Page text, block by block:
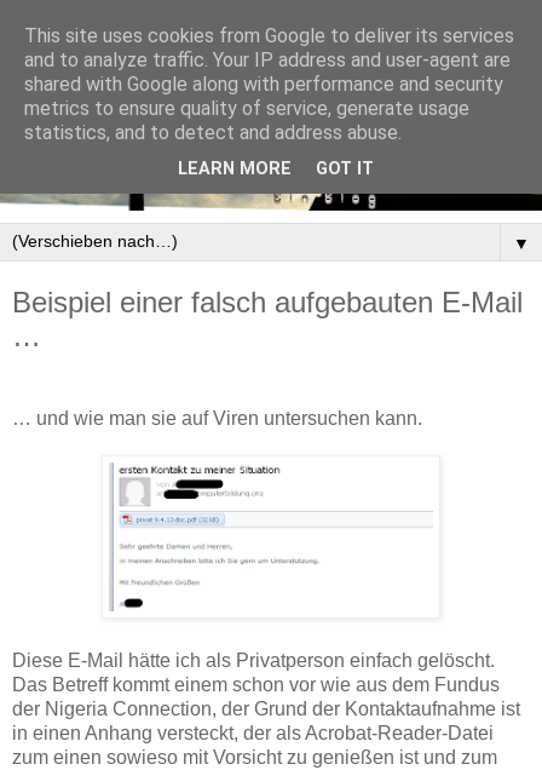
▼
Beispiel einer falsch aufgebauten E-Mail
…
… und wie man sie auf Viren untersuchen kann.
Diese E-Mail hätte ich als Privatperson einfach gelöscht.
Das Betreff kommt einem schon vor wie aus dem Fundus
der Nigeria Connection, der Grund der Kontaktaufnahme ist
in einen Anhang versteckt, der als Acrobat-Reader-Datei
zum einen sowieso mit Vorsicht zu genießen ist und zum
This site uses cookies from Google to deliver its services
and to analyze traffic. Your IP address and user-agent are
shared with Google along with performance and security
metrics to ensure quality of service, generate usage
statistics, and to detect and address abuse.
LEARN MORE GOT IT